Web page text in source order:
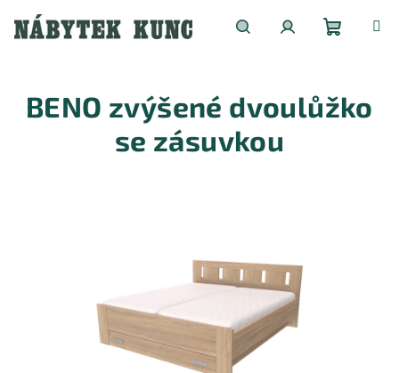
obsah
košík
BENO zvýšené dvoulůžko
se zásuvkou